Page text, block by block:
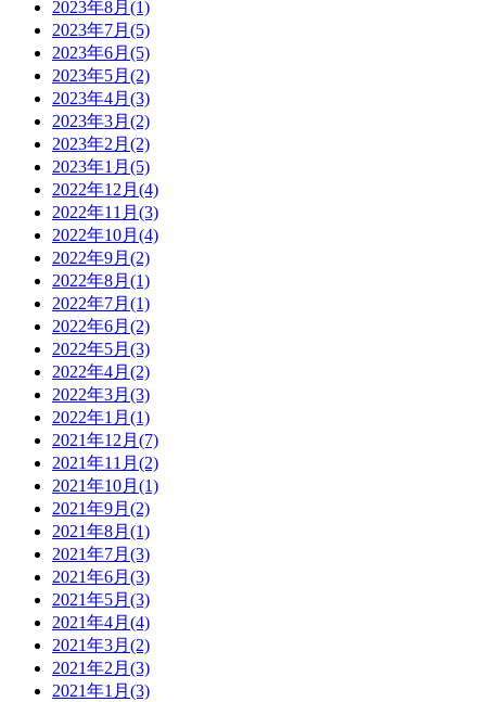
2023年8月(1)
2023年7月(5)
2023年6月(5)
2023年5月(2)
2023年4月(3)
2023年3月(2)
2023年2月(2)
2023年1月(5)
2022年12月(4)
2022年11月(3)
2022年10月(4)
2022年9月(2)
2022年8月(1)
2022年7月(1)
2022年6月(2)
2022年5月(3)
2022年4月(2)
2022年3月(3)
2022年1月(1)
2021年12月(7)
2021年11月(2)
2021年10月(1)
2021年9月(2)
2021年8月(1)
2021年7月(3)
2021年6月(3)
2021年5月(3)
2021年4月(4)
2021年3月(2)
2021年2月(3)
2021年1月(3)